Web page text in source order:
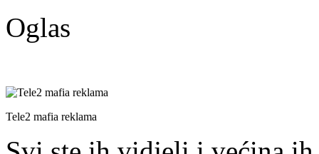
Oglas
Tele2 mafia reklama